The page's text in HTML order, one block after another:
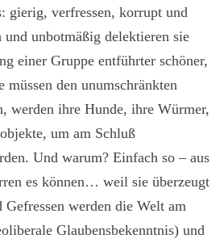
gierig, verfressen, korrupt und
unbotmäßig delektieren sie
einer Gruppe entführter schöner,
müssen den unumschränkten
werden ihre Hunde, ihre Würmer,
um am Schluß
Und warum? Einfach so – aus
es können… weil sie überzeugt
Gefressen werden die Welt am
Glaubensbekenntnis) und